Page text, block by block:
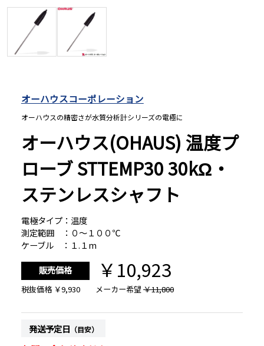
色々な計測器
オプション
オーハウスコーポレーション
オーハウスの精密さが水質分析計シリーズの電極に
オーハウス(OHAUS) 温度プ
ローブ STTEMP30 30kΩ・
ステンレスシャフト
電極タイプ：温度
測定範囲 ：０～１００℃
ケーブル ：１.１m
販売価格 ￥10,923
税抜価格 ￥9,930 メーカー希望￥11,800
発送予定日 （目安）